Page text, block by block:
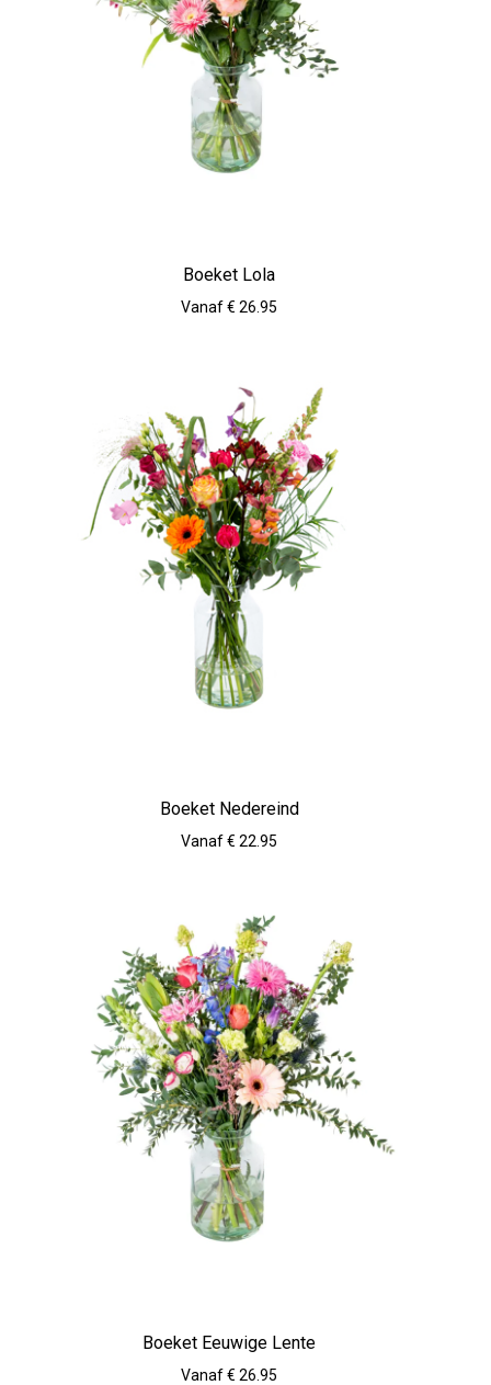
Boeket Lola
Vanaf € 26.95
Boeket Nedereind
Vanaf € 22.95
Boeket Eeuwige Lente
Vanaf € 26.95